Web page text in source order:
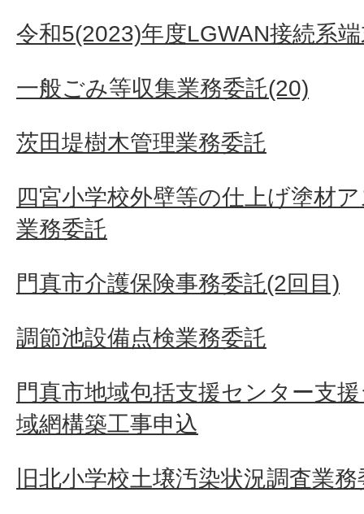
令和5(2023)年度LGWAN接続系
一般ごみ等収集業務委託(20)
茨田堤樹木管理業務委託
四宮小学校外壁等の仕上げ塗材
業務委託
門真市介護保険事務委託(2回目)
調節池設備点検業務委託
門真市地域包括支援センター支
域網構築工事申込
旧北小学校土壌汚染状況調査業務